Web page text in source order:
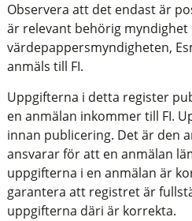
Observera att det endast är
är relevant behörig
värdepappersmyndigheten,
anmäls till FI.
Uppgifterna i detta register
en anmälan inkommer till FI.
innan publicering. Det är den
ansvarar för att en anmälan
uppgifterna i en anmälan är
garantera att registret är
uppgifterna däri är korrekta.